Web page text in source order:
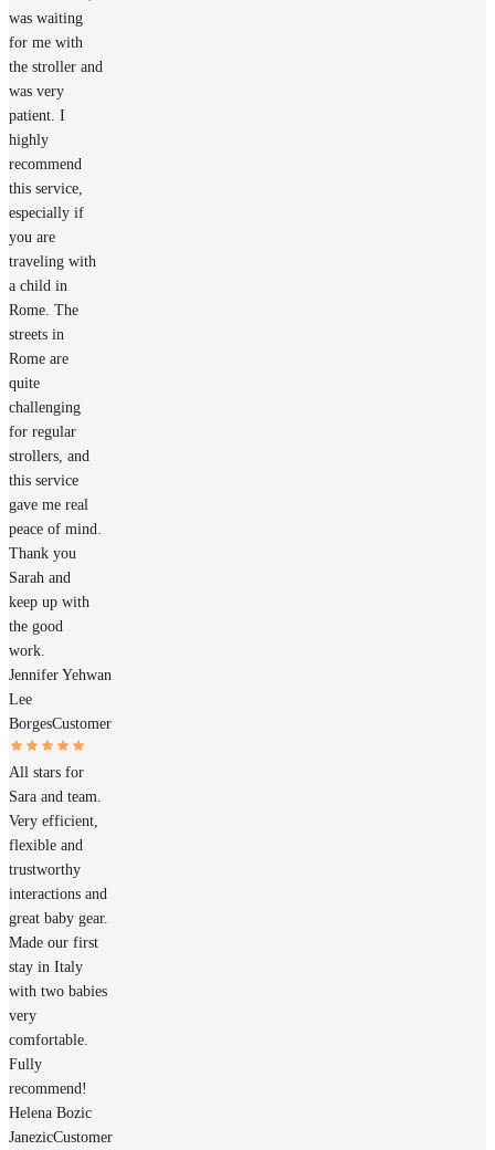
was waiting
for me with
the stroller and
was very
patient. I
highly
recommend
this service,
especially if
you are
traveling with
a child in
Rome. The
streets in
Rome are
quite
challenging
for regular
strollers, and
this service
gave me real
peace of mind.
Thank you
Sarah and
keep up with
the good
work.
Jennifer Yehwan
Lee
BorgesCustomer
All stars for
Sara and team.
Very efficient,
flexible and
trustworthy
interactions and
great baby gear.
Made our first
stay in Italy
with two babies
very
comfortable.
Fully
recommend!
Helena Bozic
JanezicCustomer